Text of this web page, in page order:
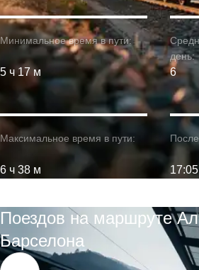
Минимальное время в пути:
5 ч 17 м
Максимальное время в пути:
6 ч 38 м
день:
6
17:05
Поездов на маршруте
Барселона